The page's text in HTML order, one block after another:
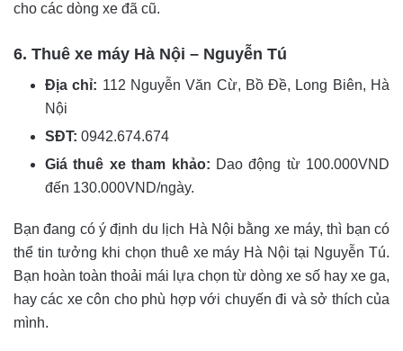
cho các dòng xe đã cũ.
6. Thuê xe máy Hà Nội – Nguyễn Tú
Địa chỉ: 112 Nguyễn Văn Cừ, Bồ Đề, Long Biên, Hà
Nội
SĐT: 0942.674.674
Giá thuê xe tham khảo: Dao động từ 100.000VND
đến 130.000VND/ngày.
Bạn đang có ý định du lịch Hà Nội bằng xe máy, thì bạn có
thể tin tưởng khi chọn thuê xe máy Hà Nội tại Nguyễn Tú.
Bạn hoàn toàn thoải mái lựa chọn từ dòng xe số hay xe ga,
hay các xe côn cho phù hợp với chuyến đi và sở thích của
mình.